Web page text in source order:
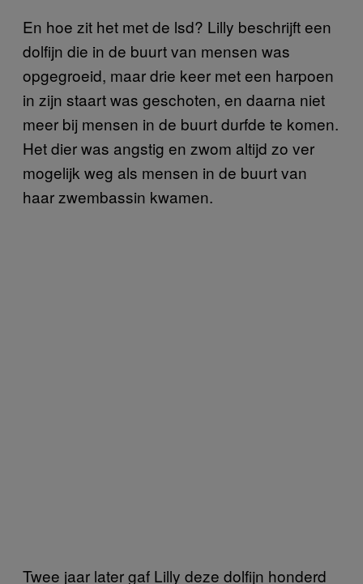
En hoe zit het met de lsd? Lilly beschrijft een
dolfijn die in de buurt van mensen was
opgegroeid, maar drie keer met een harpoen
in zijn staart was geschoten, en daarna niet
meer bij mensen in de buurt durfde te komen.
Het dier was angstig en zwom altijd zo ver
mogelijk weg als mensen in de buurt van
haar zwembassin kwamen.
Twee jaar later gaf Lilly deze dolfijn honderd